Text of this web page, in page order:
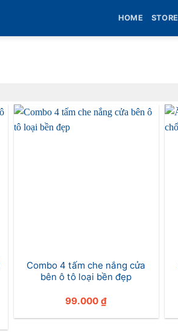
HOME STORE
Combo 4 tấm che nắng cửa
bên ô tô loại bền đẹp
99.000₫